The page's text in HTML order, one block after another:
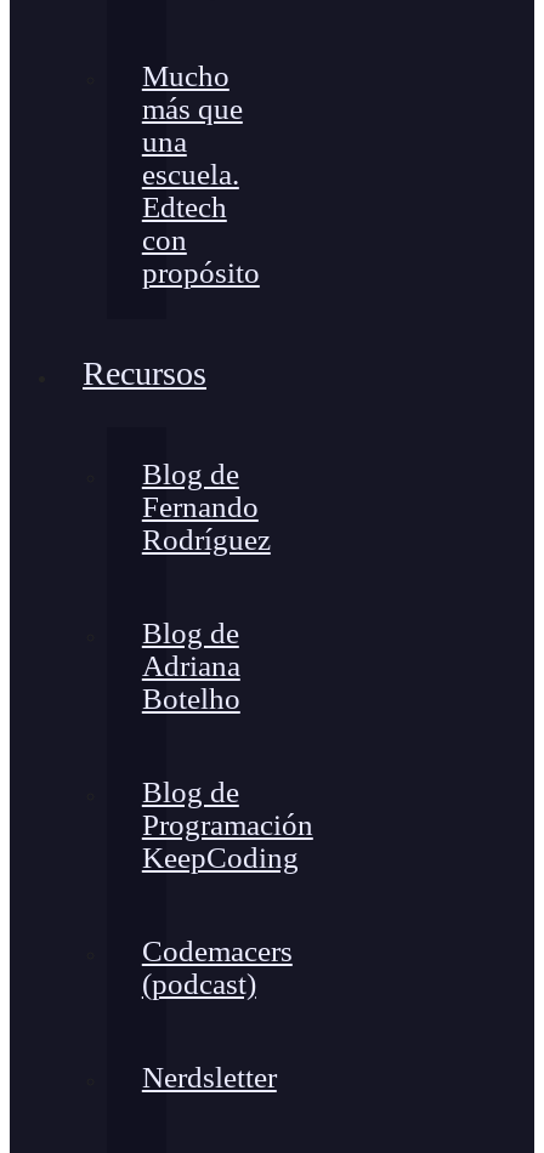
Mucho
más que
una
escuela.
Edtech
con
propósito
Recursos
Blog de
Fernando
Rodríguez
Blog de
Adriana
Botelho
Blog de
Programación
KeepCoding
Codemacers
(podcast)
Nerdsletter